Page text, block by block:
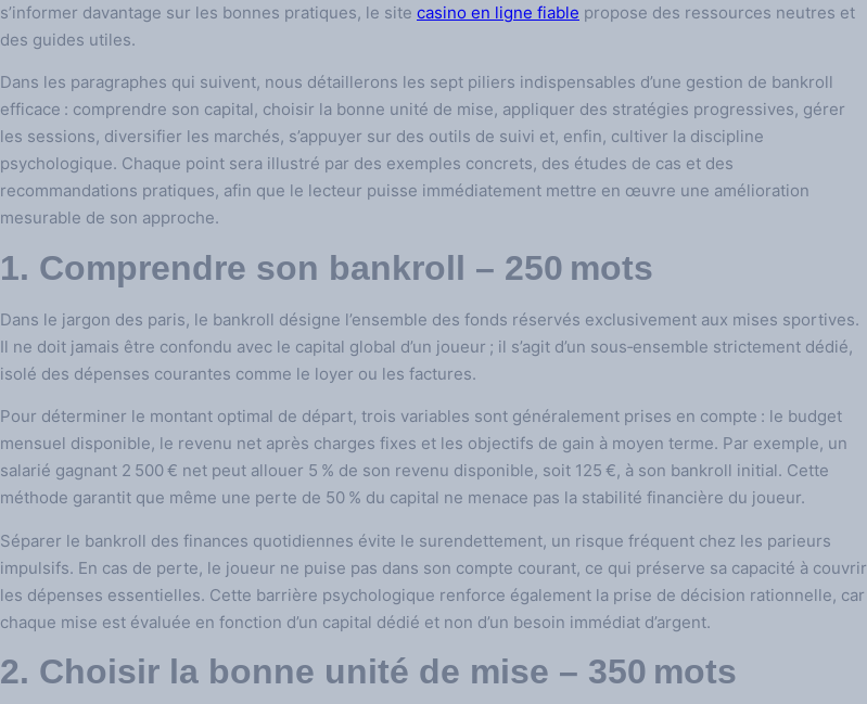
s’informer davantage sur les bonnes pratiques, le site casino en ligne fiable propose des ressources neutres et
des guides utiles.
Dans les paragraphes qui suivent, nous détaillerons les sept piliers indispensables d’une gestion de bankroll
efficace : comprendre son capital, choisir la bonne unité de mise, appliquer des stratégies progressives, gérer
les sessions, diversifier les marchés, s’appuyer sur des outils de suivi et, enfin, cultiver la discipline
psychologique. Chaque point sera illustré par des exemples concrets, des études de cas et des
recommandations pratiques, afin que le lecteur puisse immédiatement mettre en œuvre une amélioration
mesurable de son approche.
1. Comprendre son bankroll – 250 mots
Dans le jargon des paris, le bankroll désigne l’ensemble des fonds réservés exclusivement aux mises sportives.
Il ne doit jamais être confondu avec le capital global d’un joueur ; il s’agit d’un sous‑ensemble strictement dédié,
isolé des dépenses courantes comme le loyer ou les factures.
Pour déterminer le montant optimal de départ, trois variables sont généralement prises en compte : le budget
mensuel disponible, le revenu net après charges fixes et les objectifs de gain à moyen terme. Par exemple, un
salarié gagnant 2 500 € net peut allouer 5 % de son revenu disponible, soit 125 €, à son bankroll initial. Cette
méthode garantit que même une perte de 50 % du capital ne menace pas la stabilité financière du joueur.
Séparer le bankroll des finances quotidiennes évite le surendettement, un risque fréquent chez les parieurs
impulsifs. En cas de perte, le joueur ne puise pas dans son compte courant, ce qui préserve sa capacité à couvrir
les dépenses essentielles. Cette barrière psychologique renforce également la prise de décision rationnelle, car
chaque mise est évaluée en fonction d’un capital dédié et non d’un besoin immédiat d’argent.
2. Choisir la bonne unité de mise – 350 mots